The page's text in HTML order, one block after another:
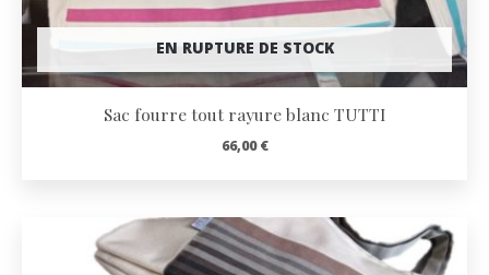
EN RUPTURE DE STOCK
Sac fourre tout rayure blanc TUTTI
66,00€